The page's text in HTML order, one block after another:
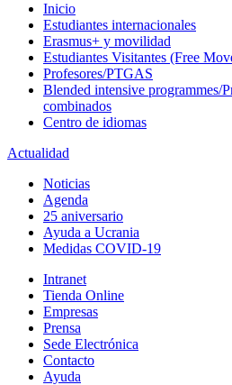
Inicio
Estudiantes internacionales
Erasmus+ y movilidad
Estudiantes Visitantes (Free
Profesores/PTGAS
Blended intensive programmes/
combinados
Centro de idiomas
Actualidad
Noticias
Agenda
25 aniversario
Ayuda a Ucrania
Medidas COVID-19
Intranet
Tienda Online
Empresas
Prensa
Sede Electrónica
Contacto
Ayuda